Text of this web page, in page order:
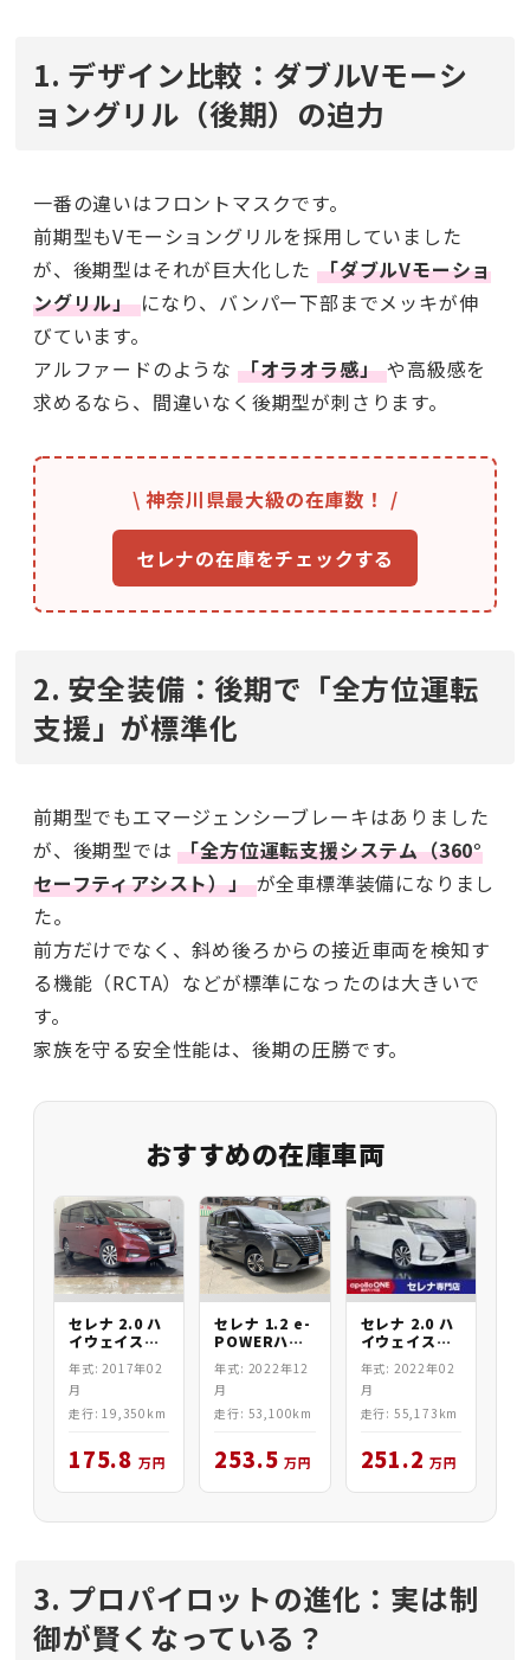
1. デザイン比較：ダブルVモーシ
ョングリル（後期）の迫力
一番の違いはフロントマスクです。
前期型もVモーショングリルを採用していました
が、後期型はそれが巨大化した「ダブルVモーショ
ングリル」になり、バンパー下部までメッキが伸
びています。
アルファードのような 「オラオラ感」や高級感を
求めるなら、間違いなく後期型が刺さります。
\ 神奈川県最大級の在庫数！ /
セレナの在庫をチェックする
2. 安全装備：後期で「全方位運転
支援」が標準化
前期型でもエマージェンシーブレーキはありました
が、後期型では「全方位運転支援システム（360°
セーフティアシスト）」が全車標準装備になりまし
た。
前方だけでなく、斜め後ろからの接近車両を検知す
る機能（RCTA）などが標準になったのは大きいで
す。
家族を守る安全性能は、後期の圧勝です。
おすすめの在庫車両
セレナ 2.0 ハ
イウェイスタ
ー
年式: 2017年02
月
走行: 19,350km
175.8 万円
セレナ 1.2 e-
POWERハイ
ウェイスタV
年式: 2022年12
月
走行: 53,100km
253.5 万円
セレナ 2.0 ハ
イウェイスタ
ーV
年式: 2022年02
月
走行: 55,173km
251.2 万円
3. プロパイロットの進化：実は制
御が賢くなっている？